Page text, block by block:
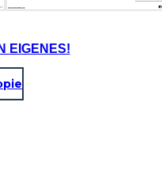
EIGENES!